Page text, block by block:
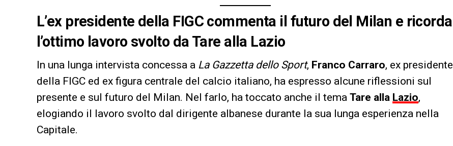
L’ex presidente della FIGC commenta il futuro del Milan e ricorda
l’ottimo lavoro svolto da Tare alla Lazio
In una lunga intervista concessa a La Gazzetta dello Sport, Franco Carraro, ex presidente
della FIGC ed ex figura centrale del calcio italiano, ha espresso alcune riflessioni sul
presente e sul futuro del Milan. Nel farlo, ha toccato anche il tema Tare alla Lazio,
elogiando il lavoro svolto dal dirigente albanese durante la sua lunga esperienza nella
Capitale.